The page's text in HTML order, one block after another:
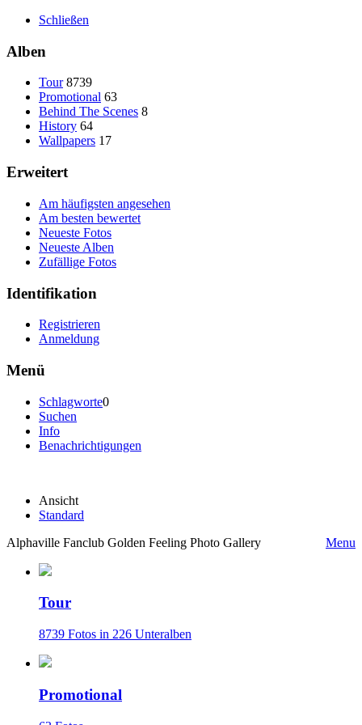
Schließen
Alben
Tour 8739
Promotional 63
Behind The Scenes 8
History 64
Wallpapers 17
Erweitert
Am häufigsten angesehen
Am besten bewertet
Neueste Fotos
Neueste Alben
Zufällige Fotos
Identifikation
Registrieren
Anmeldung
Menü
Schlagworte0
Suchen
Info
Benachrichtigungen
Ansicht
Standard
Alphaville Fanclub Golden Feeling Photo Gallery
Menu
Tour
8739 Fotos in 226 Unteralben
Promotional